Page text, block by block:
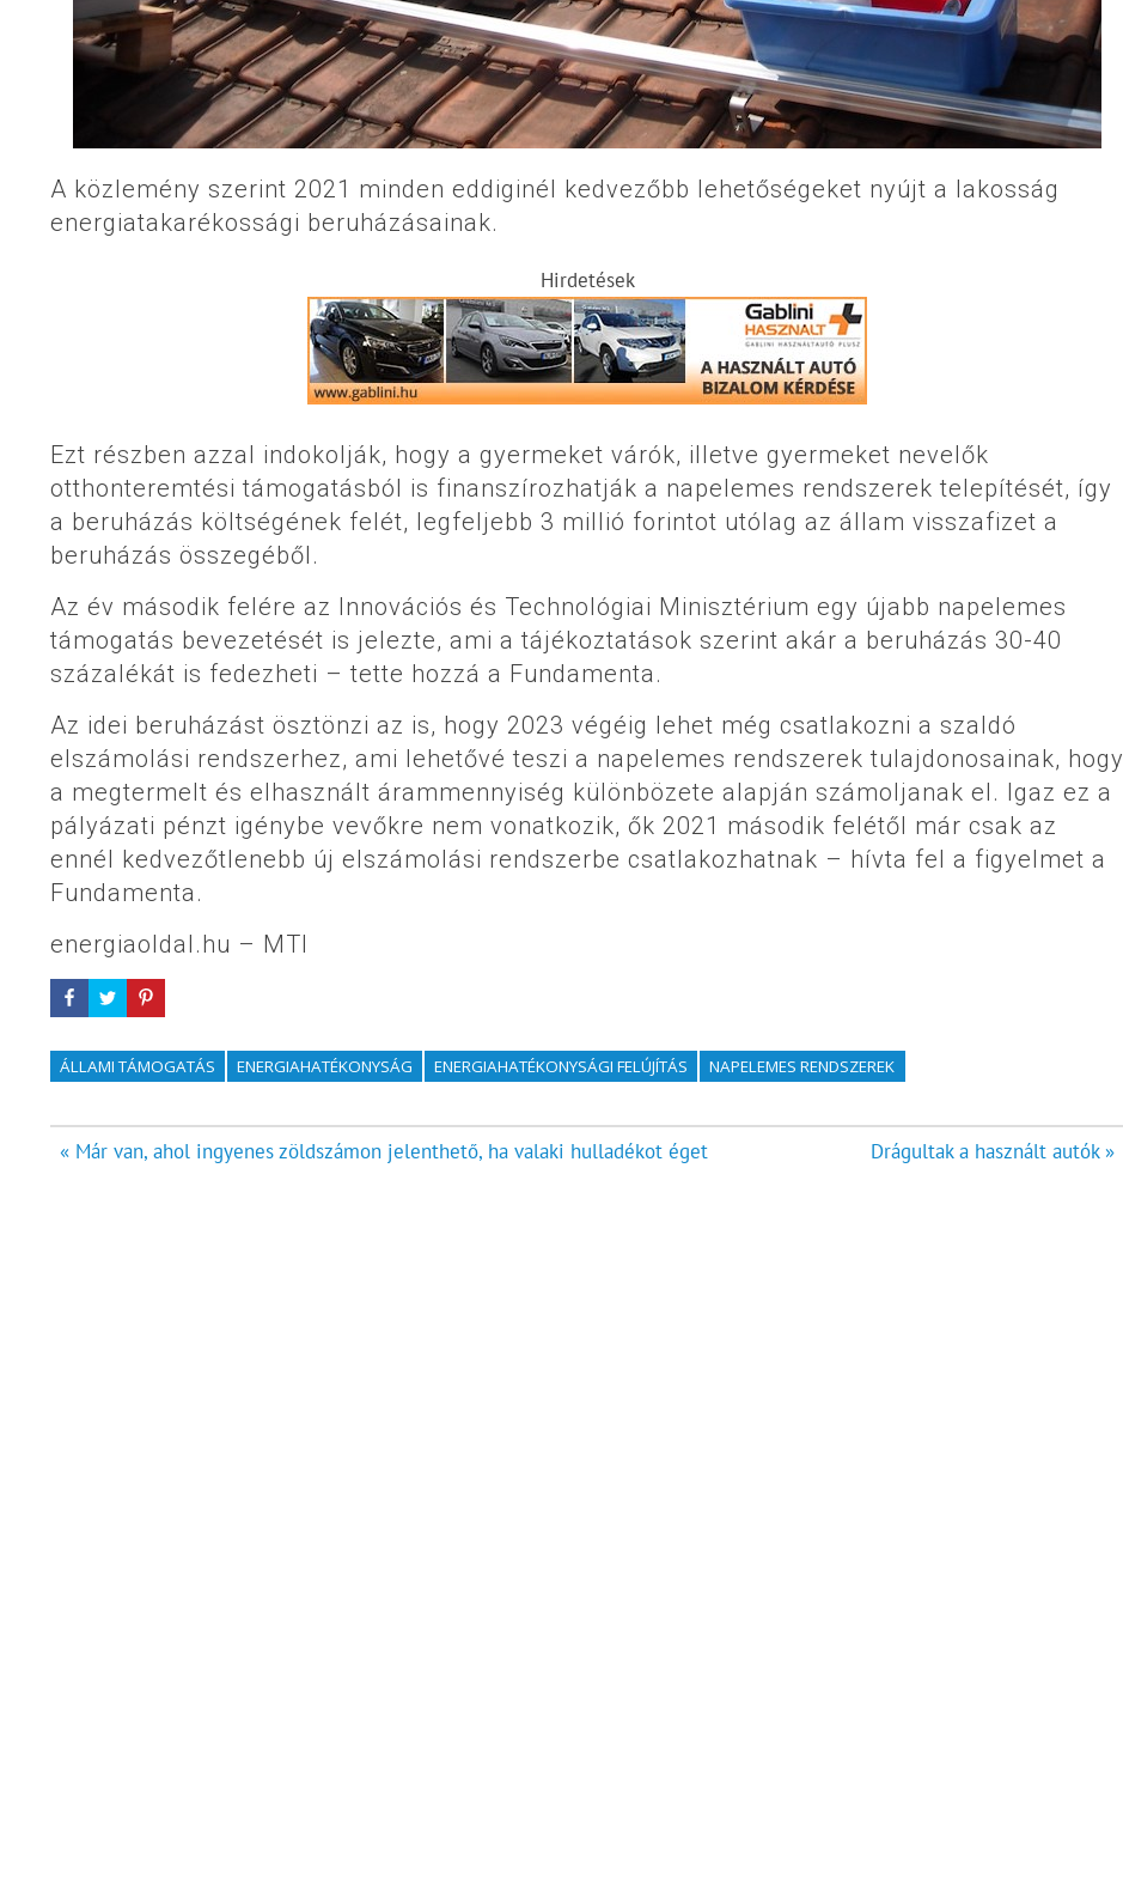
A közlemény szerint 2021 minden eddiginél kedvezőbb lehetőségeket nyújt a lakosság
energiatakarékossági beruházásainak.
Hirdetések
Ezt részben azzal indokolják, hogy a gyermeket várók, illetve gyermeket nevelők
otthonteremtési támogatásból is finanszírozhatják a napelemes rendszerek telepítését, így
a beruházás költségének felét, legfeljebb 3 millió forintot utólag az állam visszafizet a
beruházás összegéből.
Az év második felére az Innovációs és Technológiai Minisztérium egy újabb napelemes
támogatás bevezetését is jelezte, ami a tájékoztatások szerint akár a beruházás 30-40
százalékát is fedezheti – tette hozzá a Fundamenta.
Az idei beruházást ösztönzi az is, hogy 2023 végéig lehet még csatlakozni a szaldó
elszámolási rendszerhez, ami lehetővé teszi a napelemes rendszerek tulajdonosainak, hogy
a megtermelt és elhasznált árammennyiség különbözete alapján számoljanak el. Igaz ez a
pályázati pénzt igénybe vevőkre nem vonatkozik, ők 2021 második felétől már csak az
ennél kedvezőtlenebb új elszámolási rendszerbe csatlakozhatnak – hívta fel a figyelmet a
Fundamenta.
energiaoldal.hu – MTI
ÁLLAMI TÁMOGATÁS ENERGIAHATÉKONYSÁG ENERGIAHATÉKONYSÁGI FELÚJÍTÁS NAPELEMES RENDSZEREK
Bejegyzés
« Már van, ahol ingyenes zöldszámon jelenthető, ha valaki hulladékot éget Drágultak a használt autók »